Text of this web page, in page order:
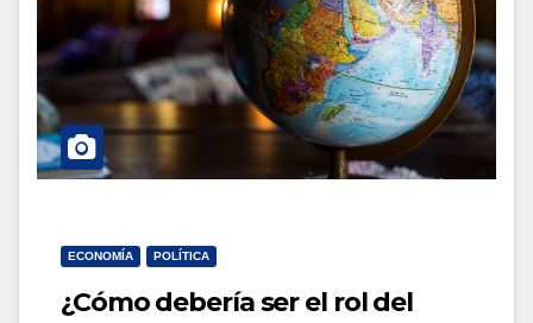
ECONOMÍA POLÍTICA
¿Cómo debería ser el rol del